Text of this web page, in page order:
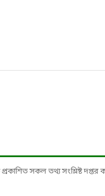
সকল তথ্য সংশ্লিষ্ট দপ্তর